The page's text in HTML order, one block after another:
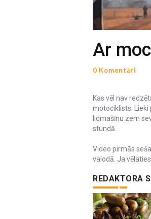
Ar
0 Komentāri
Kas vēl nav
motociklists. Lieki
lidmašīnu zem
stundā.
Video pirmās
valodā. Ja
REDAKTORA